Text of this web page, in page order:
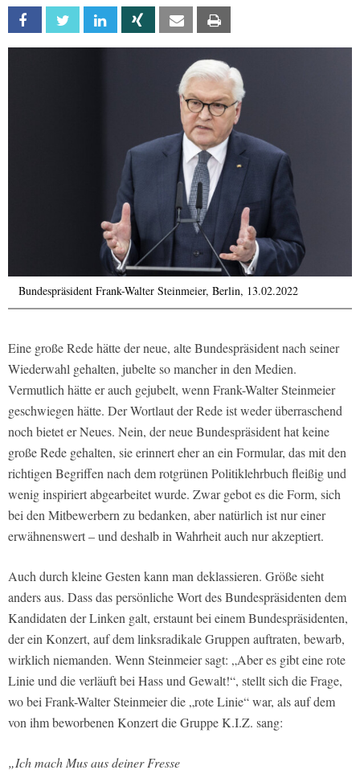
Facebook Twitter Linkedin Xing Email
Bundespräsident Frank-Walter Steinmeier, Berlin, 13.02.2022
Eine große Rede hätte der neue, alte Bundespräsident nach seiner
Wiederwahl gehalten, jubelte so mancher in den Medien.
Vermutlich hätte er auch gejubelt, wenn Frank-Walter Steinmeier
geschwiegen hätte. Der Wortlaut der Rede ist weder überraschend
noch bietet er Neues. Nein, der neue Bundespräsident hat keine
große Rede gehalten, sie erinnert eher an ein Formular, das mit den
richtigen Begriffen nach dem rotgrünen Politiklehrbuch fleißig und
wenig inspiriert abgearbeitet wurde. Zwar gebot es die Form, sich
bei den Mitbewerbern zu bedanken, aber natürlich ist nur einer
erwähnenswert – und deshalb in Wahrheit auch nur akzeptiert.
Auch durch kleine Gesten kann man deklassieren. Größe sieht
anders aus. Dass das persönliche Wort des Bundespräsidenten dem
Kandidaten der Linken galt, erstaunt bei einem Bundespräsidenten,
der ein Konzert, auf dem linksradikale Gruppen auftraten, bewarb,
wirklich niemanden. Wenn Steinmeier sagt: „Aber es gibt eine rote
Linie und die verläuft bei Hass und Gewalt!“, stellt sich die Frage,
wo bei Frank-Walter Steinmeier die „rote Linie“ war, als auf dem
von ihm beworbenen Konzert die Gruppe K.I.Z. sang:
„Ich mach Mus aus deiner Fresse